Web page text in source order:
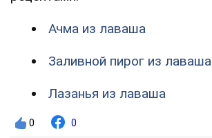
Ачма из лаваша
Заливной пирог из лаваша
Лазанья из лаваша
0 0